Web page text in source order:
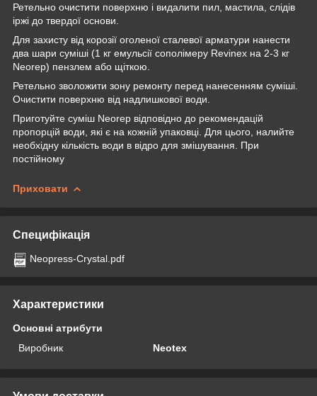
Ретельно очистити поверхню і видалити пил, мастила, слідів
іржі до твердої основи.
Для захисту від корозії оголеної сталевої арматури нанести
два шари суміші (1 кг емульсії сополімеру Revinex на 2-3 кг
Neorep) пензлем або щіткою.
Ретельно зволожити зону ремонту перед нанесенням суміші.
Очистити поверхню від надлишкової води.
Приготуйте суміш Neorep відповідно до рекомендацій
пропорцій води, які є на кожній упаковці. Для цього, налийте
необхідну кількість води в відро для змішування. При
постійному
Приховати
Специфікація
Neopress-Crystal.pdf
Характеристики
Основні атрибути
Виробник
Neotex